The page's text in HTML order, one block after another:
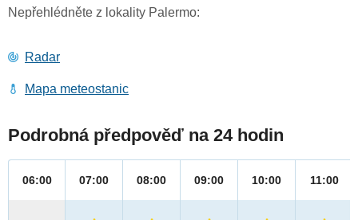
Nepřehlédněte z lokality Palermo:
Radar
Mapa meteostanic
Podrobná předpověď na 24 hodin
06:00 07:00 08:00 09:00 10:00 11:00